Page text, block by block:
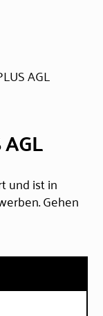
AGL
und ist in
Gehen